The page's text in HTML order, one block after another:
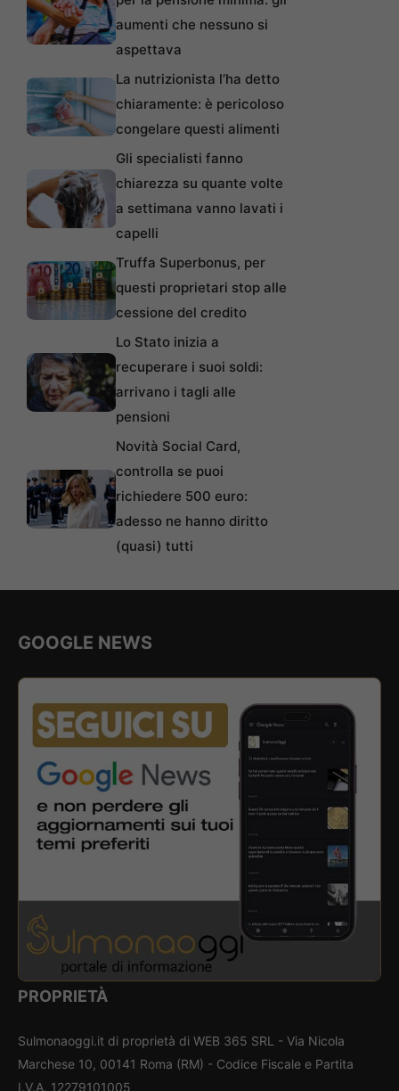
aumenti che nessuno si
aspettava
La nutrizionista l’ha detto
chiaramente: è pericoloso
congelare questi alimenti
Gli specialisti fanno
chiarezza su quante volte
a settimana vanno lavati i
capelli
Truffa Superbonus, per
questi proprietari stop alle
cessione del credito
Lo Stato inizia a
recuperare i suoi soldi:
arrivano i tagli alle
pensioni
Novità Social Card,
controlla se puoi
richiedere 500 euro:
adesso ne hanno diritto
(quasi) tutti
GOOGLE NEWS
PROPRIETÀ
Sulmonaoggi.it di proprietà di WEB 365 SRL - Via Nicola
Marchese 10, 00141 Roma (RM) - Codice Fiscale e Partita
I.V.A. 12279101005